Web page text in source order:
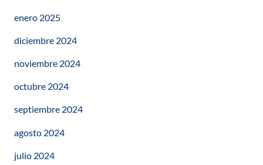
enero 2025
diciembre 2024
noviembre 2024
octubre 2024
septiembre 2024
agosto 2024
julio 2024